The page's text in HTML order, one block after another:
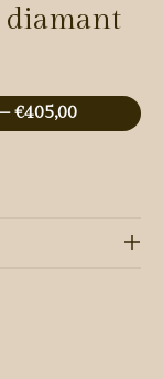
diamant
— €405,00